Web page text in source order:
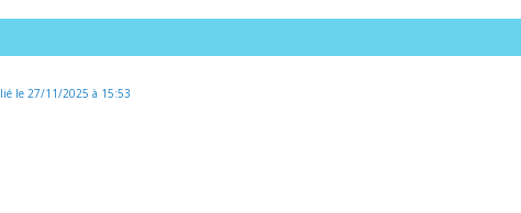
le 27/11/2025 à 15:53